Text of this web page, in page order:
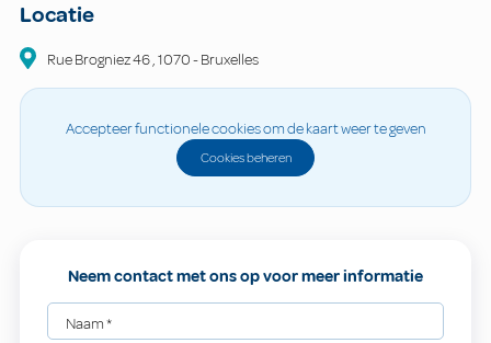
Locatie
Rue Brogniez46,1070-Bruxelles
Accepteer functionele cookies om de kaart weer te geven
Cookies beheren
Neem contact met ons op voor meer informatie
Naam*